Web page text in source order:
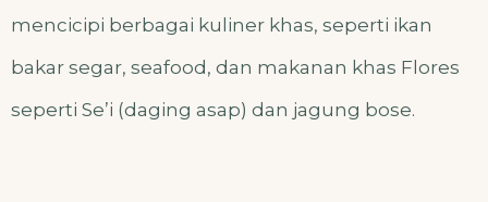
mencicipi berbagai kuliner khas, seperti ikan
bakar segar, seafood, dan makanan khas Flores
seperti Se’i (daging asap) dan jagung bose.